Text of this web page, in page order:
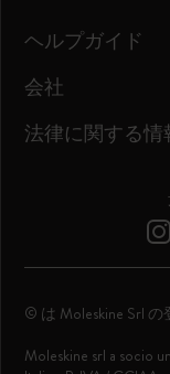
ヘルプガイド
会社
法律に関する情
© は Moleskine Srl
Moleskine srl a socio